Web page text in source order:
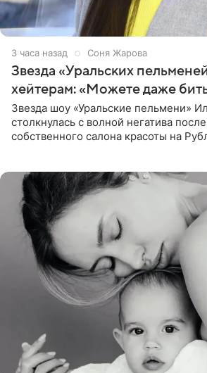
3 часа назад Соня Жарова
Звезда «Уральских
хейтерам: «Можете даже
Звезда шоу «Уральские пельмени»
столкнулась с волной негатива
собственного салона красоты на